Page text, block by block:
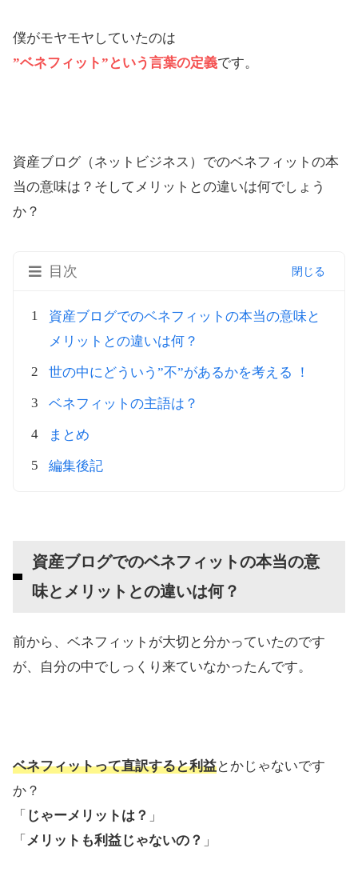
僕がモヤモヤしていたのは
”ベネフィット”という言葉の定義です。
資産ブログ（ネットビジネス）でのベネフィットの本
当の意味は？そしてメリットとの違いは何でしょう
か？
目次
資産ブログでのベネフィットの本当の意味と
メリットとの違いは何？
世の中にどういう”不”があるかを考える ！
ベネフィットの主語は？
まとめ
編集後記
資産ブログでのベネフィットの本当の意
味とメリットとの違いは何？
前から、ベネフィットが大切と分かっていたのです
が、自分の中でしっくり来ていなかったんです。
ベネフィットって直訳すると利益とかじゃないです
か？
「 じゃーメリットは？ 」
「 メリットも利益じゃないの？ 」